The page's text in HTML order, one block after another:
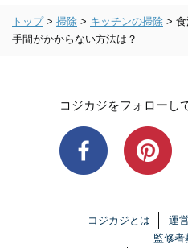
トップ > 掃除 > キッチンの掃除 >
手間がかからない方法は？
コジカジをフォローし
コジカジとは 運
監修者